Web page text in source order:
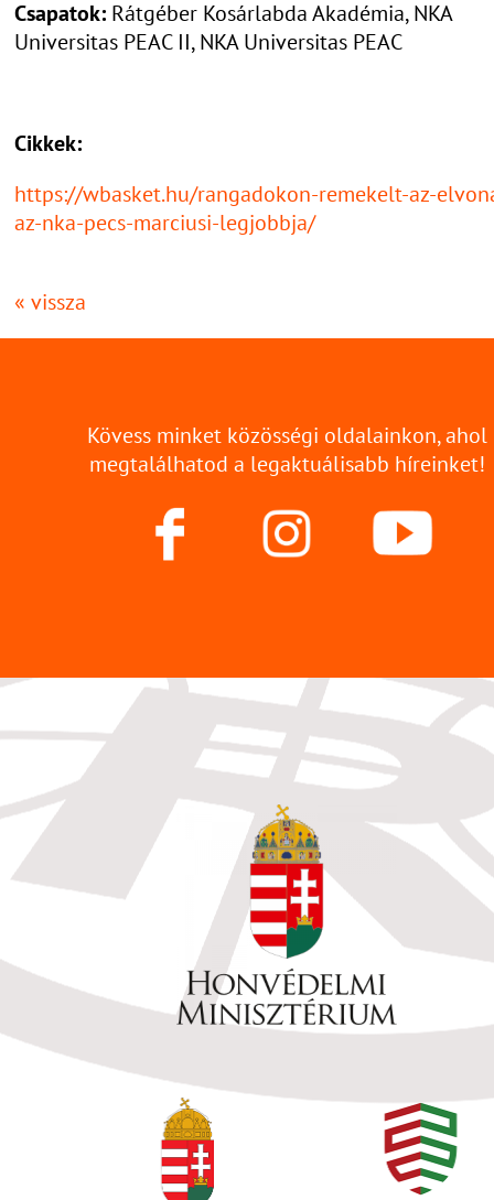
Csapatok: Rátgéber Kosárlabda Akadémia, NKA
Universitas PEAC II, NKA Universitas PEAC
Cikkek:
https://wbasket.hu/rangadokon-remekelt-az-
az-nka-pecs-marciusi-legjobbja/
« vissza
Kövess minket közösségi oldalainkon, ahol
megtalálhatod a legaktuálisabb híreinket!